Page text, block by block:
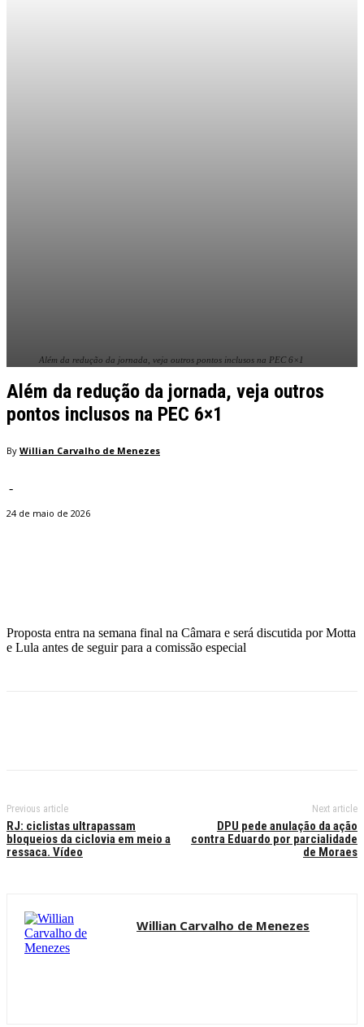
Além da redução da jornada, veja outros pontos inclusos na PEC 6×1
Além da redução da jornada, veja outros
pontos inclusos na PEC 6×1
By Willian Carvalho de Menezes
-
24 de maio de 2026
Proposta entra na semana final na Câmara e será discutida por Motta
e Lula antes de seguir para a comissão especial
Previous article
RJ: ciclistas ultrapassam
bloqueios da ciclovia em meio a
ressaca. Vídeo
Next article
DPU pede anulação da ação
contra Eduardo por parcialidade
de Moraes
Willian Carvalho de Menezes